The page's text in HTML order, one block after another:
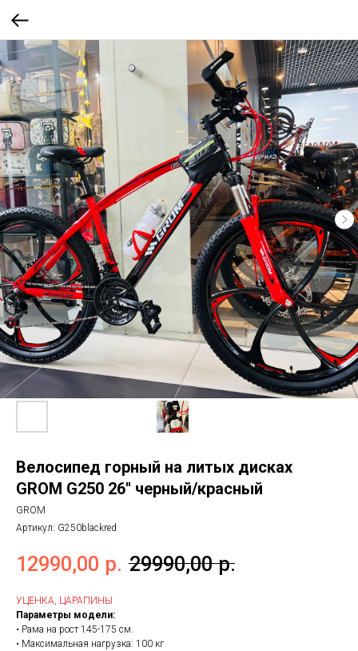
Велосипед горный на литых дисках
GROM G250 26'' черный/красный
GROM
Артикул: G250blackred
12990,00 р. 29990,00 р.
УЦЕНКА, ЦАРАПИНЫ
Параметры модели:
• Рама на рост 145-175 см.
• Максимальная нагрузка: 100 кг